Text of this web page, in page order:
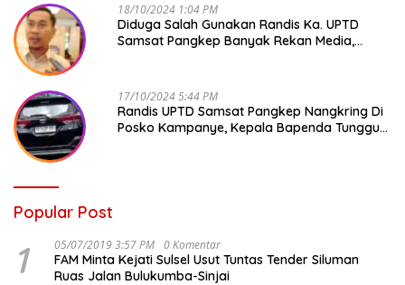
18/10/2024 1:04 PM
Diduga Salah Gunakan Randis Ka. UPTD
Samsat Pangkep Banyak Rekan Media,
17/10/2024 5:44 PM
Randis UPTD Samsat Pangkep Nangkring Di
Posko Kampanye, Kepala Bapenda Tunggu
Popular Post
1 05/07/2019 3:57 PM 0 Komentar
FAM Minta Kejati Sulsel Usut Tuntas Tender Siluman
Ruas Jalan Bulukumba-Sinjai